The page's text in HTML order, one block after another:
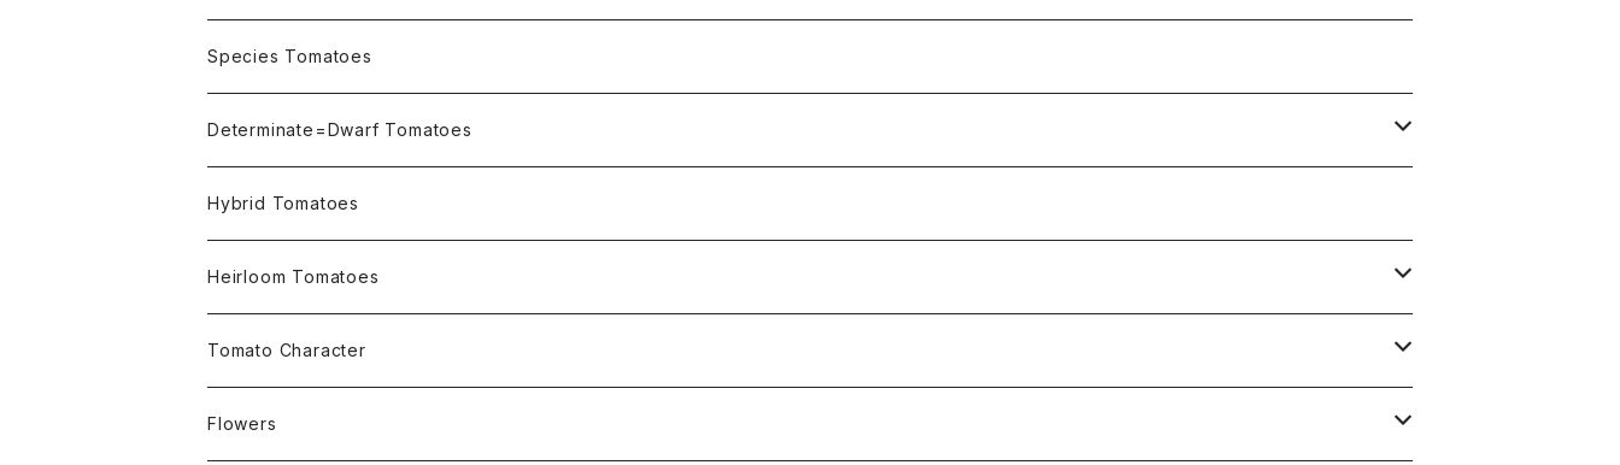
OSU INDIGO Series
Not OSU Blue Tomatoes
Species Tomatoes
Determinate=Dwarf Tomatoes
Micro Determinate 10cm~30cm
Small Determinate 30cm~50cm
Medium Determinate 50~100cm
Large Determinate 100~150cm
Hybrid Tomatoes
Heirloom Tomatoes
Amber Heirloom Tomatoes
Bi-Color Heirloom Tomatoes
Tomato Character
Culinary Uses
Flowers